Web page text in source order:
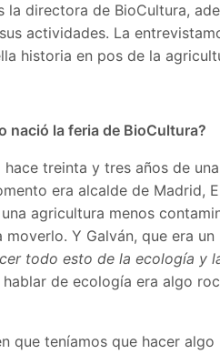
la directora de BioCultura,
actividades. La
historia en pos de la
nació la feria de BioCultura?
treinta y tres años de
era alcalde de Madrid,
agricultura menos
moverlo. Y Galván, que era
todo esto de la ecología y
de ecología era algo
que teníamos que hacer